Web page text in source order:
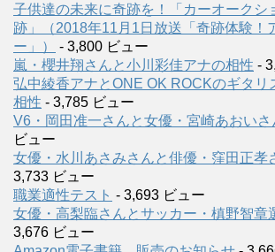
子供達の未来に奇跡を！「カーオークシ
跡」（2018年11月1日放送「奇跡体験！
ー」）
- 3,800 ビュー
嵐・櫻井翔さんと小川彩佳アナの相性 -
弘中綾香アナとONE OK ROCKのギタリ
相性 - 3,785 ビュー
V6・岡田准一さんと女優・宮崎あおいさ
ビュー
女優・水川あさみさんと俳優・窪田正孝
3,733 ビュー
職業適性テスト - 3,693 ビュー
女優・高梨臨さんとサッカー・槙野智章
3,676 ビュー